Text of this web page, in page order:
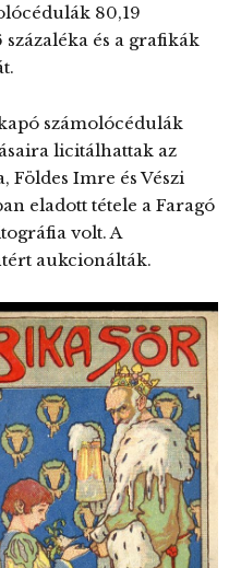
80,19
százaléka és a grafikák
számolócédulák
licitálhattak az
Földes Imre és Vészi
eladott tétele a Faragó
volt. A
aukcionálták.